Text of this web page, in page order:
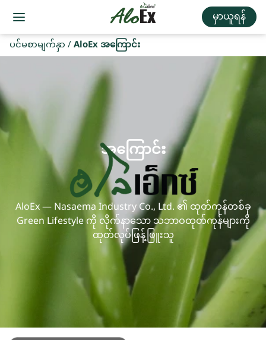
မှာယူရန်
ပင်မစာမျက်နှာ /AloEx အကြောင်း
အကြောင်း
AloEx — Nasaema Industry Co., Ltd. ၏ ထုတ်ကုန်တစ်ခု
Green Lifestyle ကို လိုက်နာသော သဘာဝထုတ်ကုန်များကို
ထုတ်လုပ်ဖြန့်ဖြူးသူ